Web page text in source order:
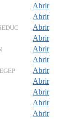
Abrir
Abrir
Abrir
Abrir
Abrir
Abrir
Abrir
Abrir
Abrir
Abrir
Abrir